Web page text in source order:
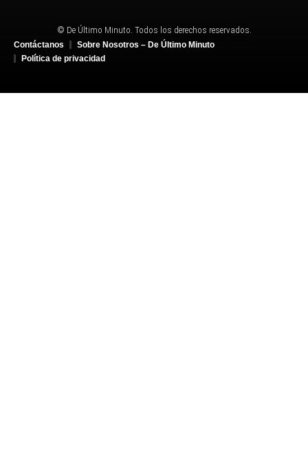
© De Último Minuto. Todos los derechos reservados.
Contáctanos
Sobre Nosotros – De Último Minuto
Política de privacidad